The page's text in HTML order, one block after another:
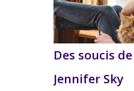
Des soucis
Jennifer Sky